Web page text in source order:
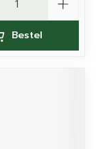
Bestel